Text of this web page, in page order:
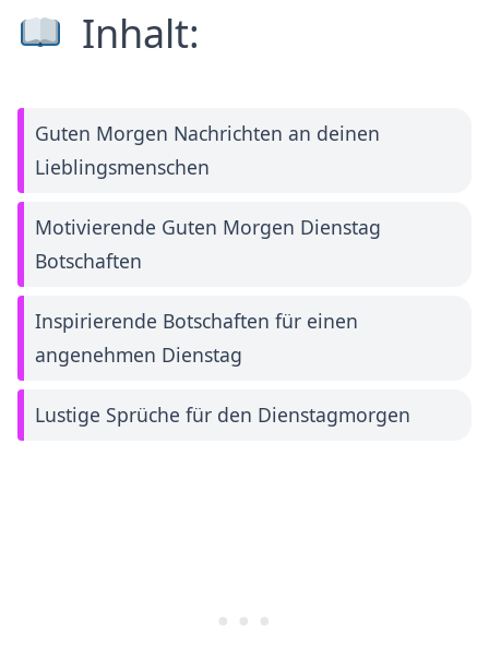
Inhalt:
Guten Morgen Nachrichten an deinen
Lieblingsmenschen
Motivierende Guten Morgen Dienstag
Botschaften
Inspirierende Botschaften für einen
angenehmen Dienstag
Lustige Sprüche für den Dienstagmorgen